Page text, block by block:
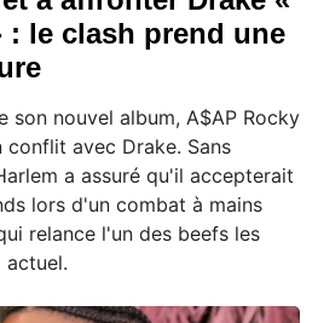
: le clash prend une
son nouvel album, A$AP Rocky
avec Drake. Sans
a assuré qu'il accepterait
lors d'un combat à mains
relance l'un des beefs les
actuel.